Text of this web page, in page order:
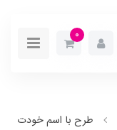
0
طرح با اسم خودت